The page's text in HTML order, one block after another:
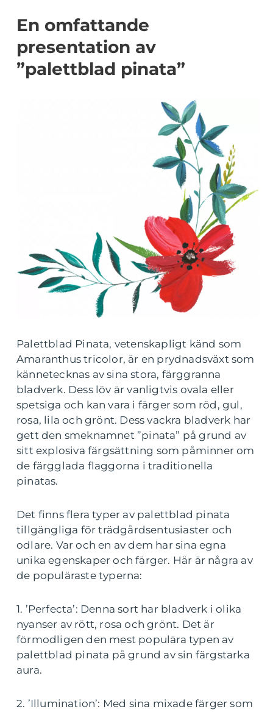
En omfattande
presentation av
”palettblad pinata”
Palettblad Pinata, vetenskapligt känd som
Amaranthus tricolor, är en prydnadsväxt som
kännetecknas av sina stora, färggranna
bladverk. Dess löv är vanligtvis ovala eller
spetsiga och kan vara i färger som röd, gul,
rosa, lila och grönt. Dess vackra bladverk har
gett den smeknamnet ”pinata” på grund av
sitt explosiva färgsättning som påminner om
de färgglada flaggorna i traditionella
pinatas.
Det finns flera typer av palettblad pinata
tillgängliga för trädgårdsentusiaster och
odlare. Var och en av dem har sina egna
unika egenskaper och färger. Här är några av
de populäraste typerna:
1. ’Perfecta’: Denna sort har bladverk i olika
nyanser av rött, rosa och grönt. Det är
förmodligen den mest populära typen av
palettblad pinata på grund av sin färgstarka
aura.
2. ’Illumination’: Med sina mixade färger som